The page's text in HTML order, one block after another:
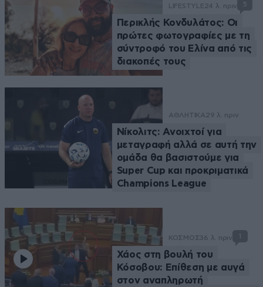
LIFESTYLE24 λ. πριν 5
Περικλής Κονδυλάτος: Οι
πρώτες φωτογραφίες με τη
σύντροφό του Ελίνα από τις
διακοπές τους
ΑΘΛΗΤΙΚΑ29 λ. πριν
Νίκολιτς: Ανοιχτοί για
μεταγραφή αλλά σε αυτή την
ομάδα θα βασιστούμε για
Super Cup και προκριματικά
Champions League
ΚΟΣΜΟΣ36 λ. πριν 1
Χάος στη βουλή του
Κόσοβου: Επίθεση με αυγά
στον αναπληρωτή